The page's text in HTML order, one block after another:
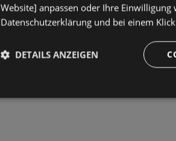
Website] anpassen oder Ihre
Datenschutzerklärung und bei einem Klick
DETAILS ANZEIGEN